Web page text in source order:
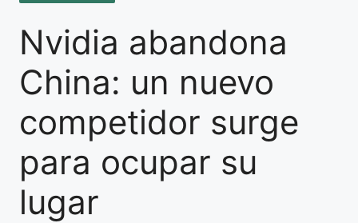
Nvidia abandona
China: un nuevo
competidor surge
para ocupar su
lugar